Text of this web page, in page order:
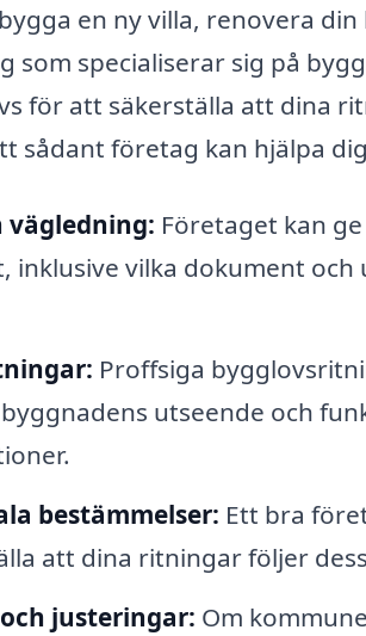
en ny villa, renovera
som specialiserar sig på
för att säkerställa att dina
sådant företag kan hjälpa
vägledning: Företaget kan
inklusive vilka dokument
Proffsiga
utseende och
bestämmelser: Ett bra
att dina ritningar följer
justeringar: Om